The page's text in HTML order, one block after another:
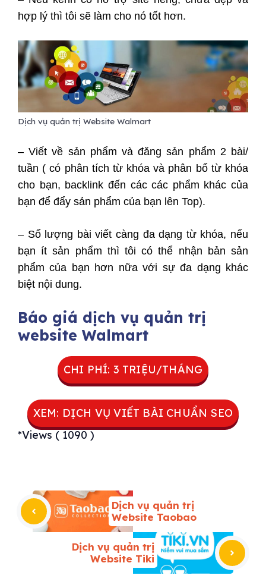
hợp lý thì tôi sẽ làm cho nó tốt hơn.
Dịch vụ quản trị Website Walmart
– Viết về sản phẩm và đăng sản phẩm 2 bài/
tuần ( có phân tích từ khóa và phân bổ từ khóa
cho bạn, backlink đến các các phẩm khác của
bạn để đẩy sản phẩm của bạn lên Top).
– Số lượng bài viết càng đa dạng từ khóa, nếu
bạn ít sản phẩm thì tôi có thể nhận bản sản
phẩm của bạn hơn nữa với sự đa dạng khác
biệt nội dung.
Báo giá dịch vụ quản trị
website Walmart
CHI PHÍ: 3 TRIỆU/THÁNG
XEM: DỊCH VỤ VIẾT BÀI CHUẨN SEO
*Views ( 1090 )
Dịch vụ quản trị
Website Taobao
Dịch vụ quản trị
Website Tiki